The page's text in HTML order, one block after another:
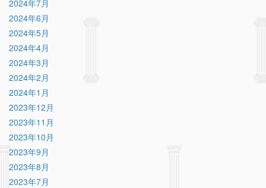
2024年7月
2024年6月
2024年5月
2024年4月
2024年3月
2024年2月
2024年1月
2023年12月
2023年11月
2023年10月
2023年9月
2023年8月
2023年7月